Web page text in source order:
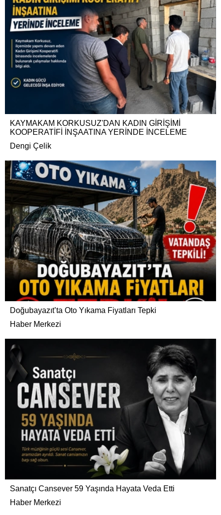
KAYMAKAM KORKUSUZ'DAN KADIN GİRİŞİMİ
KOOPERATİFİ İNŞAATINA YERİNDE İNCELEME
Dengi Çelik
Doğubayazıt’ta Oto Yıkama Fiyatları Tepki
Haber Merkezi
Sanatçı Cansever 59 Yaşında Hayata Veda Etti
Haber Merkezi